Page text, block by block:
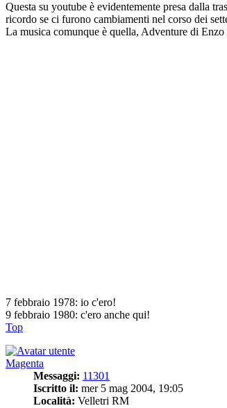
Questa su youtube è evidentemente presa dalla
ricordo se ci furono cambiamenti nel corso dei
La musica comunque è quella, Adventure di Enzo
7 febbraio 1978: io c'ero!
9 febbraio 1980: c'ero anche qui!
Top
Magenta
Messaggi: 11301
Iscritto il: mer 5 mag 2004, 19:05
Località: Velletri RM